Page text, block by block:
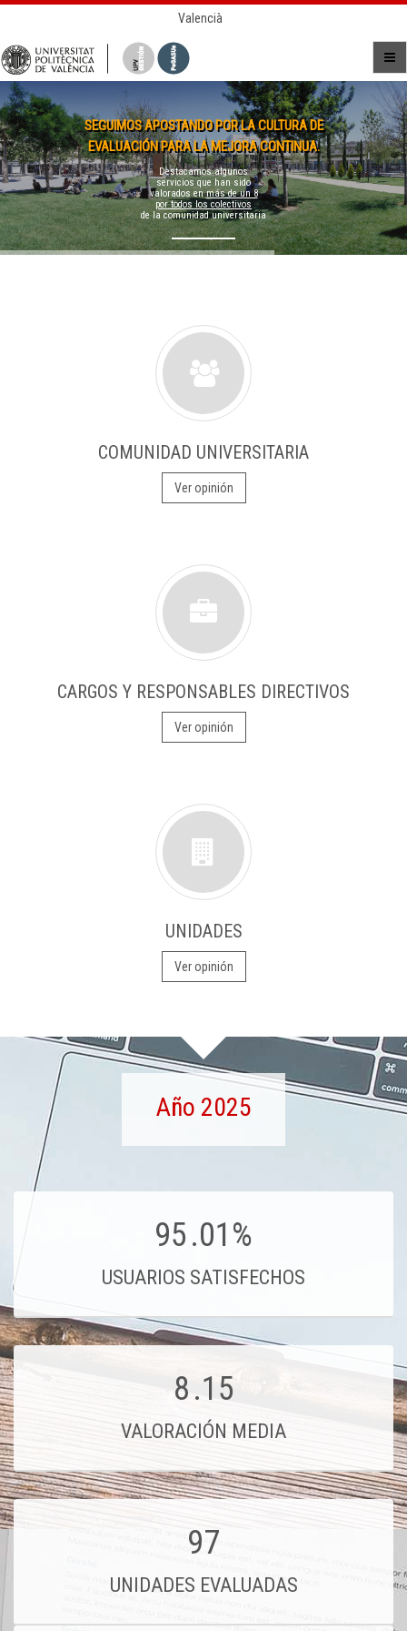
Valencià
SEGUIMOS APOSTANDO POR LA CULTURA DE
EVALUACIÓN PARA LA MEJORA CONTINUA.
Destacamos algunos
servicios que han sido
valorados enmás de un 8
por todos los colectivos
de la comunidad universitaria
COMUNIDAD UNIVERSITARIA
Ver opinión
CARGOS Y RESPONSABLES DIRECTIVOS
Ver opinión
UNIDADES
Ver opinión
Año 2025
95.01%
USUARIOS SATISFECHOS
8.15
VALORACIÓN MEDIA
97
UNIDADES EVALUADAS